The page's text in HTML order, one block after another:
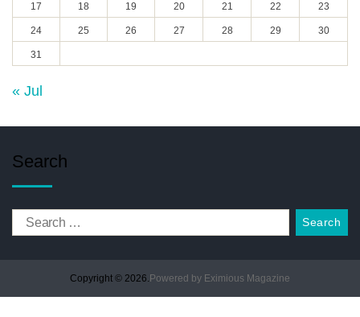
17 18 19 20 21 22 23
24 25 26 27 28 29 30
31
« Jul
Search
Copyright © 2026. Powered by Eximious Magazine